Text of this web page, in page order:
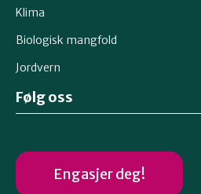
Klima
Biologisk mangfold
Jordvern
Følg oss
Engasjer deg!